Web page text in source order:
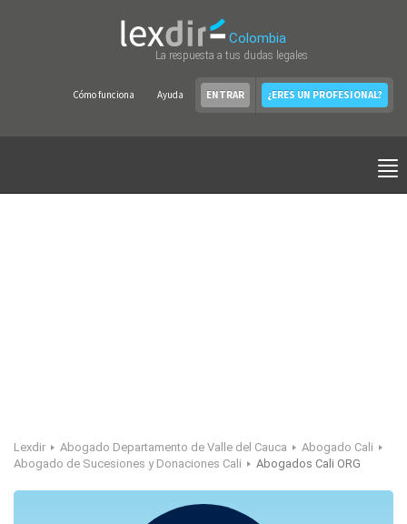
Colombia
La respuesta a tus dudas legales
Cómo funciona Ayuda ENTRAR ¿ERES UN PROFESIONAL?
Lexdir Abogado Departamento de Valle del Cauca
Abogado Cali
Abogado de Sucesiones y Donaciones Cali
Abogados Cali ORG